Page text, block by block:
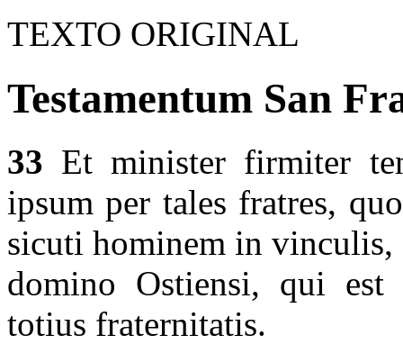
TEXTO ORIGINAL
Testamentum San
33 Et minister firmiter
ipsum per tales fratres,
sicuti hominem in vinculis,
domino Ostiensi, qui est
totius fraternitatis.